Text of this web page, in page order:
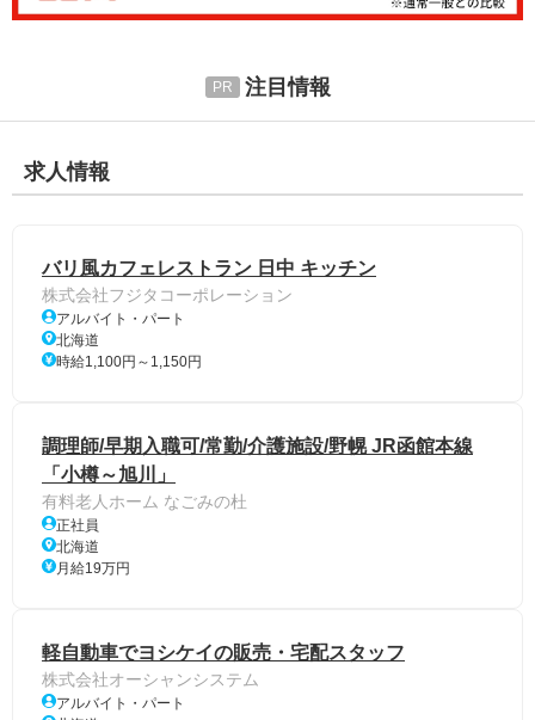
注目情報
求人情報
バリ風カフェレストラン 日中 キッチン
株式会社フジタコーポレーション
アルバイト・パート
北海道
時給1,100円～1,150円
調理師/早期入職可/常勤/介護施設/野幌 JR函館本線
「小樽～旭川」
有料老人ホーム なごみの杜
正社員
北海道
月給19万円
軽自動車でヨシケイの販売・宅配スタッフ
株式会社オーシャンシステム
アルバイト・パート